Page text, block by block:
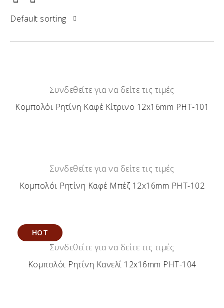
Default sorting
Συνδεθείτε για να δείτε τις τιμές
Κομπολόι Ρητίνη Καφέ Κίτρινο 12x16mm ΡΗΤ-101
Συνδεθείτε για να δείτε τις τιμές
Κομπολόι Ρητίνη Καφέ Μπέζ 12x16mm ΡΗΤ-102
HOT
Συνδεθείτε για να δείτε τις τιμές
Κομπολόι Ρητίνη Κανελί 12x16mm ΡΗΤ-104